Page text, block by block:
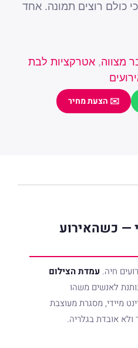
כולם רוצים תמונה. אחד
מצווה, אטרקציות לבת
✉️ הצעת מחיר
— כשהאירוע
חיה. עמדת הצילום
לאנשים משהו
מיידי, מסגרת מעוצבת
ולא אובדת בגלריה.